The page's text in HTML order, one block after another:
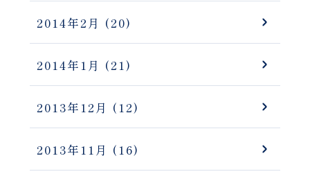
2014年2月 (20)
2014年1月 (21)
2013年12月 (12)
2013年11月 (16)